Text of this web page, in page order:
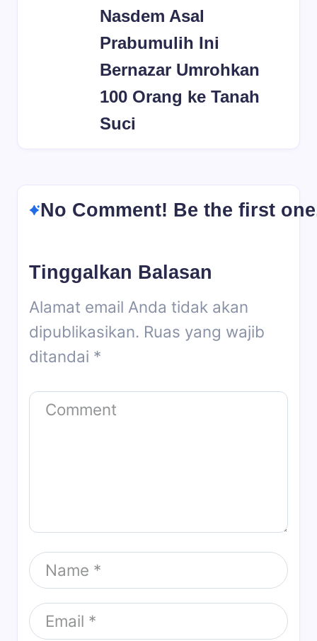
Nasdem Asal
Prabumulih Ini
Bernazar Umrohkan
100 Orang ke Tanah
Suci
No Comment! Be the first
Tinggalkan Balasan
Alamat email Anda tidak akan
dipublikasikan. Ruas yang wajib
ditandai *